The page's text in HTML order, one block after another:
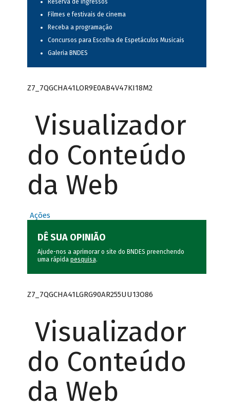
Reserva de ingressos
Filmes e festivais de cinema
Receba a programação
Concursos para Escolha de Espetáculos Musicais
Galeria BNDES
Z7_7QGCHA41LOR9E0AB4V47KI18M2
Visualizador
do Conteúdo
da Web
Ações
DÊ SUA OPINIÃO
Ajude-nos a aprimorar o site do BNDES preenchendo
uma rápida pesquisa.
Z7_7QGCHA41LGRG90AR255UU13O86
Visualizador
do Conteúdo
da Web